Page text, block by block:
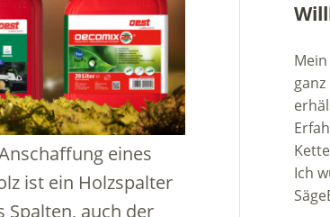
eines
ist ein Holzspalter
Spalten, auch der
Ich